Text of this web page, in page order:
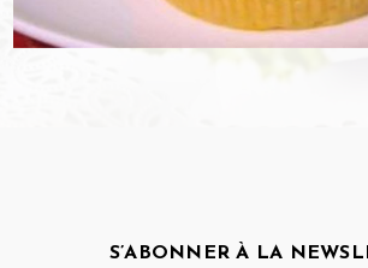
S’ABONNER À LA